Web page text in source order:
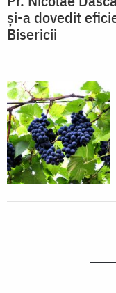
și-a dovedit
Bisericii